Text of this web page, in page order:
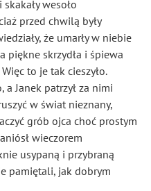
wesoło
przed chwilą były
że umarły w niebie
piękne skrzydła i śpiewa
to je tak cieszyło.
a Janek patrzył za nimi
w świat nieznany,
grób ojca choć prostym
wieczorem
usypaną i przybraną
pamiętali, jak dobrym